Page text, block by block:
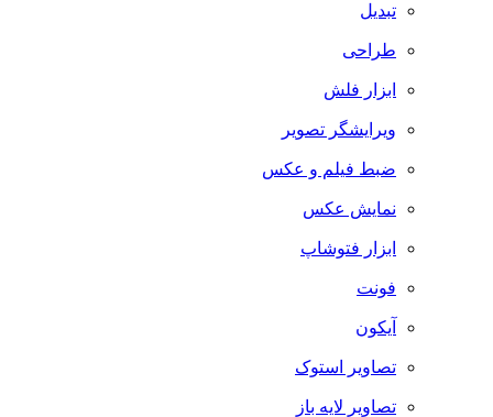
تبدیل
طراحی
ابزار فلش
ویرایشگر تصویر
ضبط فيلم و عكس
نمایش عکس
ابزار فتوشاپ
فونت
آیکون
تصاویر استوک
تصاویر لایه باز